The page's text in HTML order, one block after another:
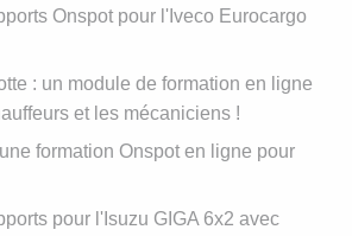
Onspot pour l'Iveco Eurocargo
: un module de formation en ligne
et les mécaniciens !
formation Onspot en ligne pour
pour l'Isuzu GIGA 6x2 avec